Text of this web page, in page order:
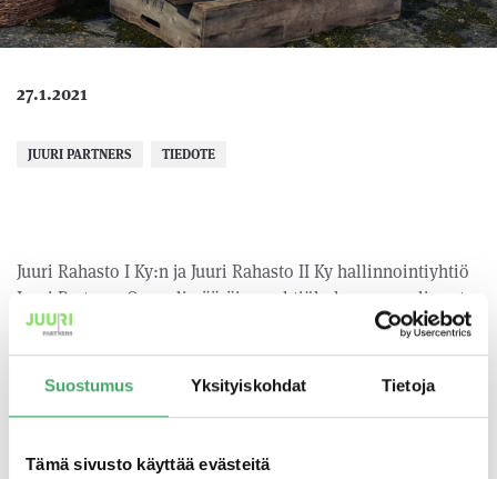
Suostumus Yksityiskohdat Tietoja
Tämä sivusto käyttää evästeitä
27.1.2021
JUURI PARTNERS TIEDOTE
Juuri Rahasto I Ky:n ja Juuri Rahasto II Ky hallinnointiyhtiö
Juuri Partners Oy:n ylimääräinen yhtiökokous on valinnut
Kati Levorannan Juuri Partners Oy:n hallituksen jäseneksi.
Viimeiset kahdeksan vuotta Kati on työskennellyt
pörssiyhtiö Rovio Entertainment Oyj:ssä, niistä viisi vuotta
työskennellyt mm. Nokiassa, Pöyryllä ja Valiolla.